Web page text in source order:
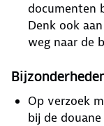
documenten
Denk ook
weg naar de
Op verzoek
bij de douane